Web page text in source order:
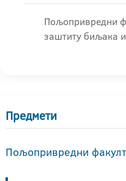
Пољопривредни
заштиту биљака
Предмети
Пољопривредни